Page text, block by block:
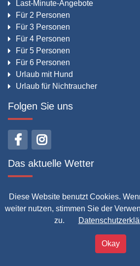
Diese Website benutzt Cookies.
weiter nutzen, stimmen Sie der
zu.
Okay
Last-Minute-Angebote
Für 2 Personen
Für 3 Personen
Für 4 Personen
Für 5 Personen
Für 6 Personen
Urlaub mit Hund
Urlaub für Nichtraucher
Folgen Sie uns
Das aktuelle Wetter
Sellin
Klarer Himmel
Temperatur 12 ℃